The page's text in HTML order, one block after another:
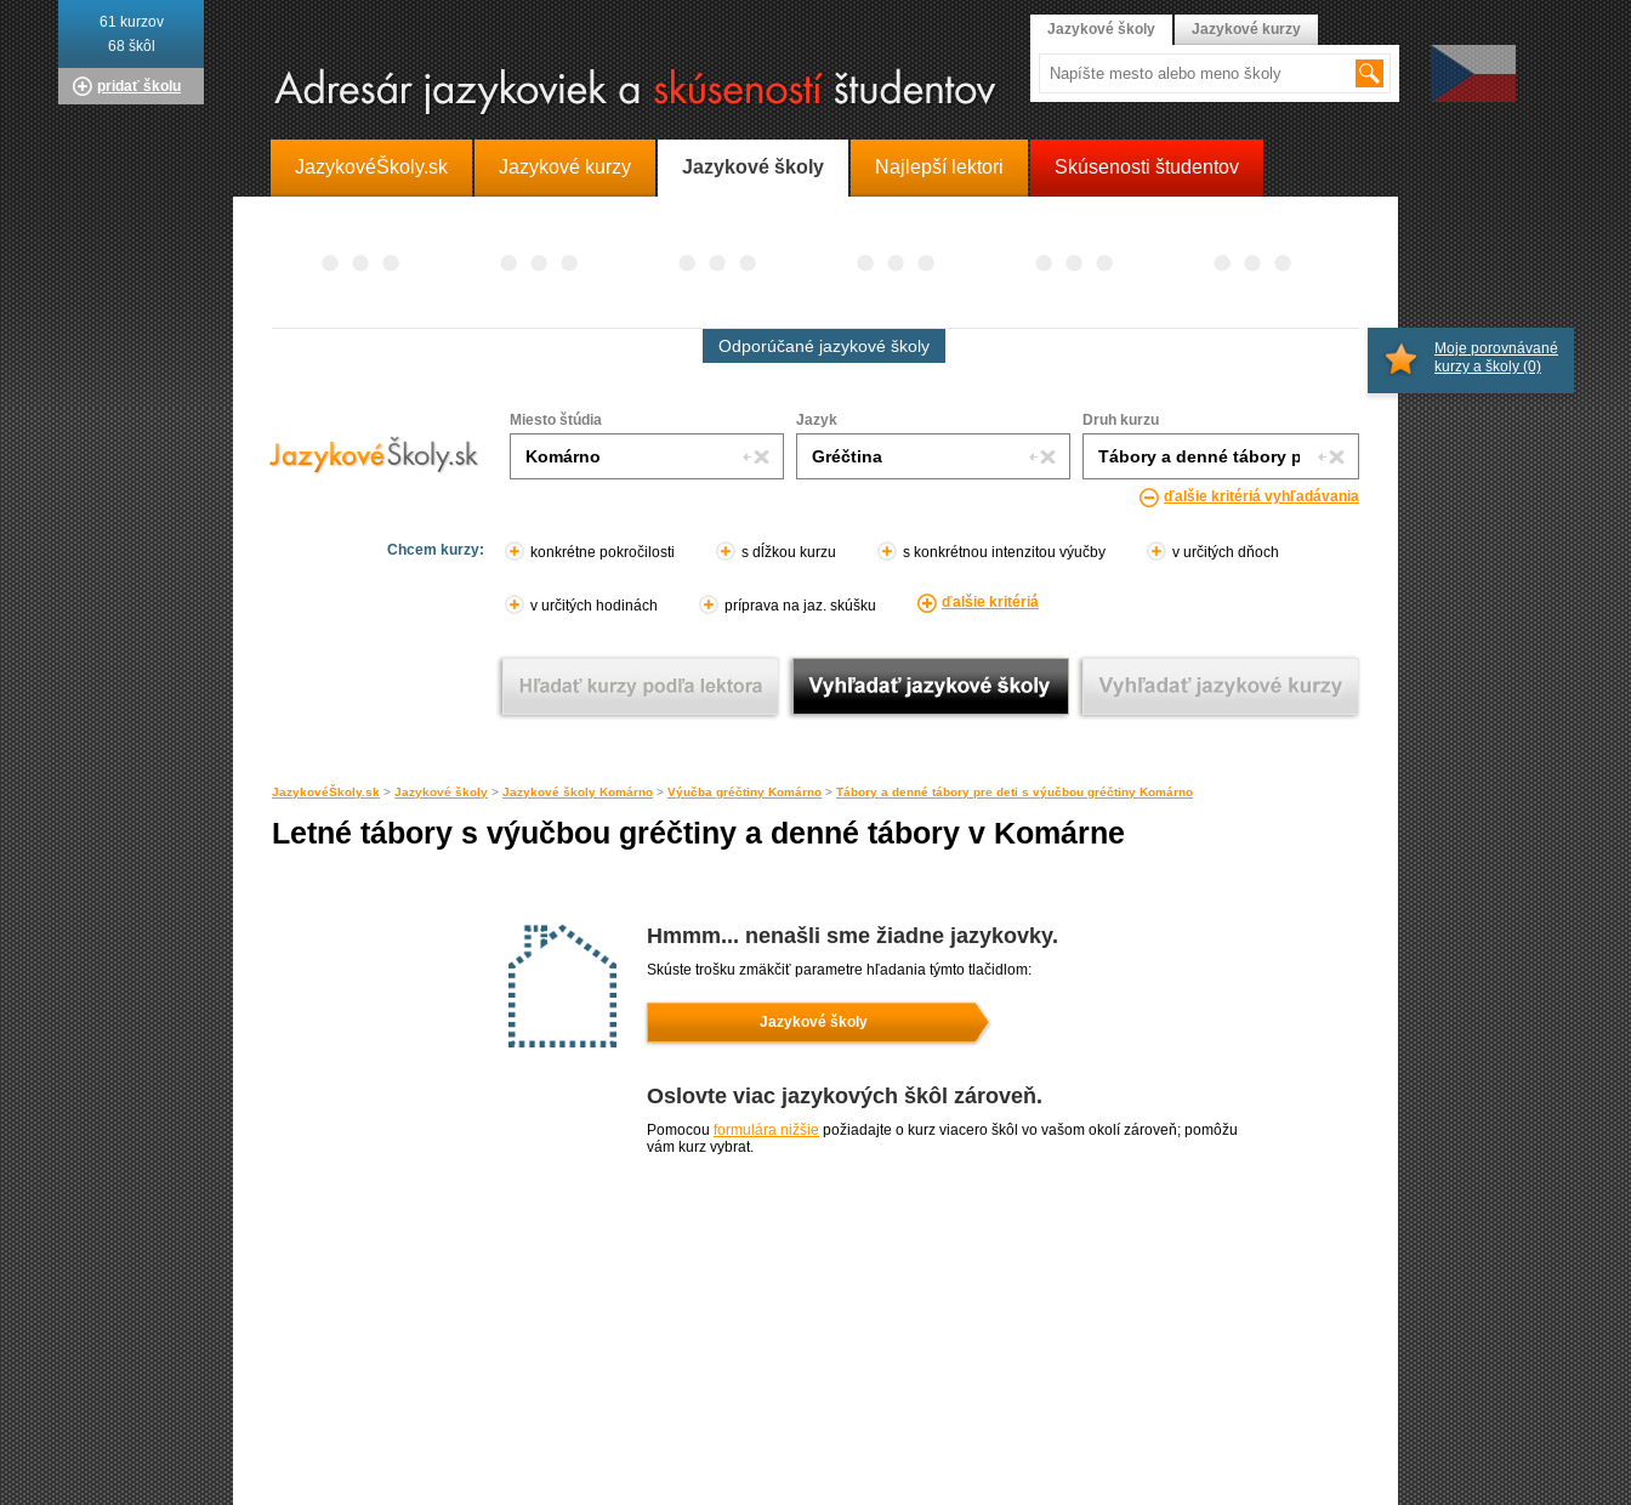
JazykovéŠkoly.sk Jazykové kurzy Jazykové školy Najlepší lektori Skúsenosti študentov
Odporúčané jazykové školy
Miesto štúdia Jazyk Druh kurzu
ďalšie kritériá vyhľadávania
Chcem kurzy: konkrétne pokročilosti s dĺžkou kurzu s konkrétnou intenzitou výučby v určitých dňoch
v určitých hodinách príprava na jaz. skúšku ďalšie kritériá
JazykovéŠkoly.sk > Jazykové školy > Jazykové školy Komárno > Výučba gréčtiny Komárno > Tábory a denné tábory pre deti s výučbou gréčtiny Komárno
Letné tábory s výučbou gréčtiny a denné tábory v Komárne
Hmmm... nenašli sme žiadne jazykovky.
Skúste trošku zmäkčiť parametre hľadania týmto tlačidlom:
Jazykové školy
Oslovte viac jazykových škôl zároveň.
Pomocou formulára nižšie požiadajte o kurz viacero škôl vo vašom okolí zároveň; pomôžu
vám kurz vybrat.
Moje porovnávané
kurzy a školy (0)
61 kurzov
68 škôl
pridať školu
Jazykové školy Jazykové kurzy